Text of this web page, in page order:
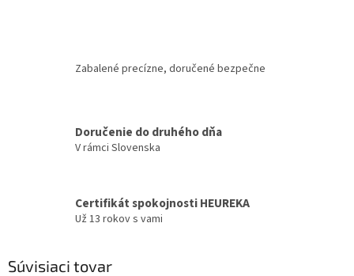
Zabalené precízne, doručené bezpečne
Doručenie do druhého dňa
V rámci Slovenska
Certifikát spokojnosti HEUREKA
Už 13 rokov s vami
Súvisiaci tovar